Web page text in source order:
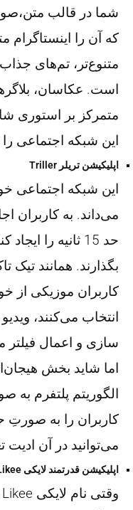
شما در قالب
که آن را
متنوع‌تر، تم‌های
است. عکاسان،
متمرکز بر استوری
این شبکه اجتماعی را
اپلیکیشن تریلر Triller
این شبکه اجتماعی
می‌داند. به کاربران
حد 15 ثانیه را
بگذارند. همانند
کاربران موزیکی از
انتخاب می‌کنند،
سازی و اعمال
اما شاید بخش
الگوریتم پلتفرم به
کاربران را به
می‌توانید در آن ادیت
اپلیکیشن قدرتمند لایکی Likee